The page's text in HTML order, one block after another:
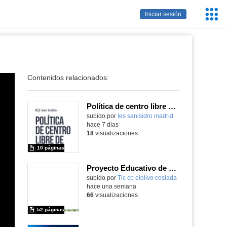
Iniciar sesión
Contenidos relacionados:
Política de centro libre de móviles
subido por Ies sanisidro madrid
10 páginas
hace 7 dias
18visualizaciones
Proyecto Educativo de Centro actualizado 2026
subido por Tic cp elolivo coslada
52 páginas
hace una semana
66visualizaciones